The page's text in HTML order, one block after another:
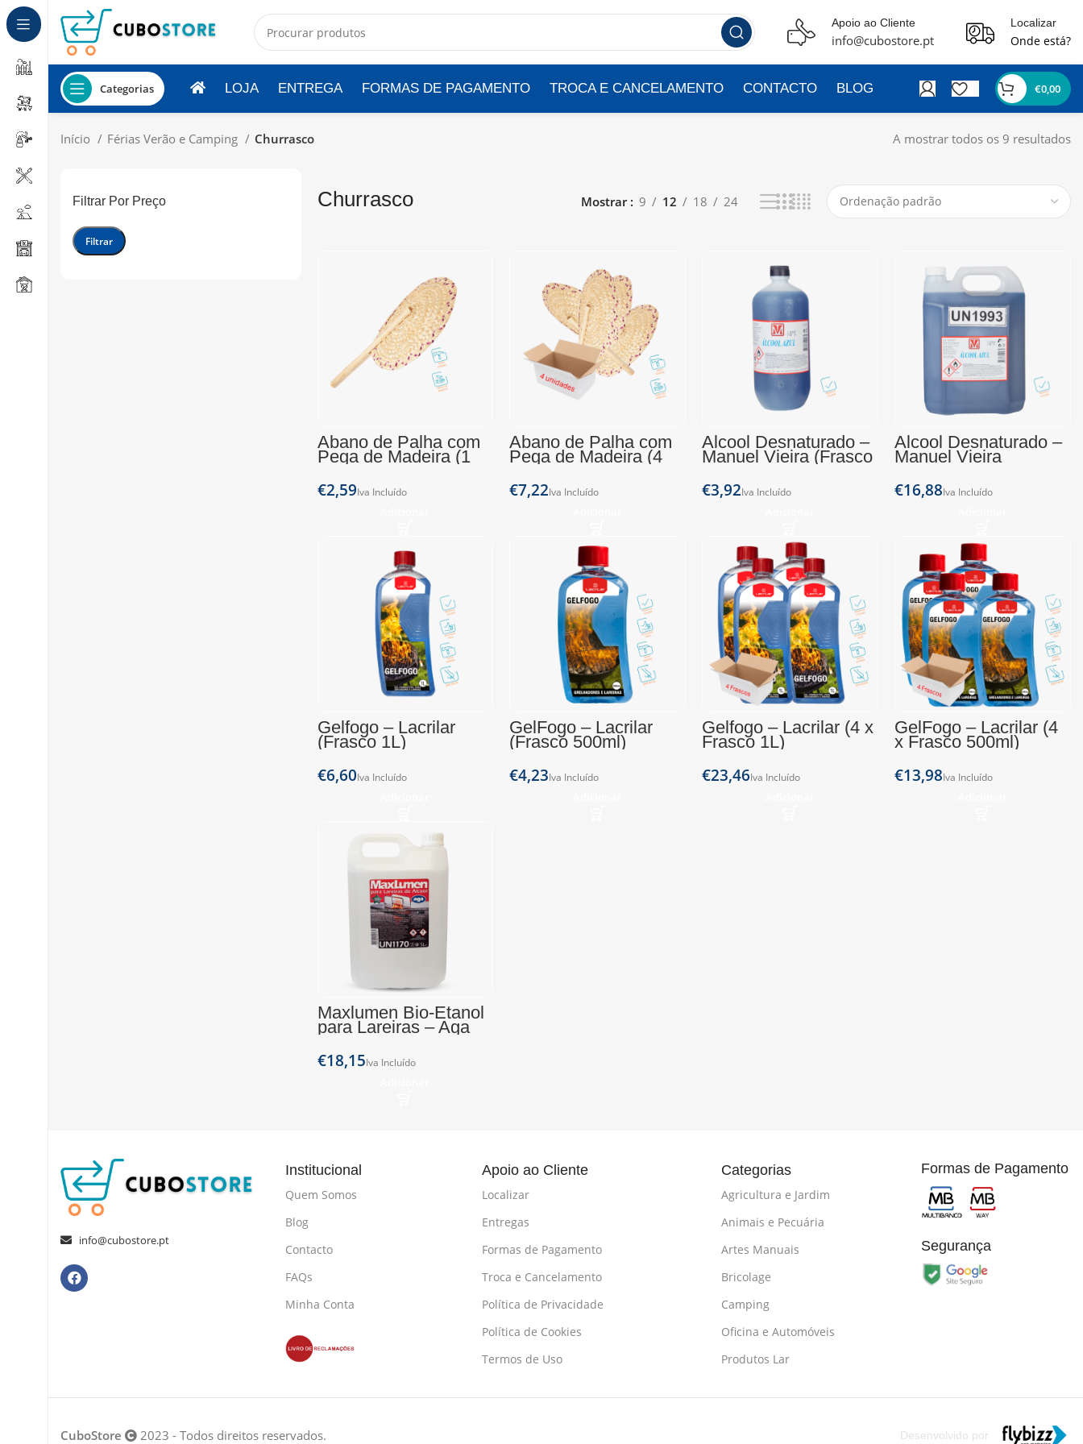
Apoio ao Cliente
info@cubostore.pt
Localizar
Onde está?
Categorias LOJA ENTREGA FORMAS DE PAGAMENTO TROCA E CANCELAMENTO CONTACTO BLOG €0,00
Início Férias Verão e Camping Churrasco A mostrar todos os 9 resultados
Filtrar Por Preço
Filtrar
Churrasco Mostrar 9 12 18 24
Abano de Palha com
Pega de Madeira (1
unidade)
€
Abano de Palha com
Pega de Madeira (4
unidades)
€
Álcool Desnaturado –
Manuel Vieira (Frasco
€
Álcool Desnaturado –
Manuel Vieira
€
Gelfogo – Lacrilar
(Frasco 1L)
€
GelFogo – Lacrilar
(Frasco 500ml)
€
Gelfogo – Lacrilar (4 x
Frasco 1L)
€
GelFogo – Lacrilar (4
x Frasco 500ml)
€
Maxlumen Bio-Etanol
para Lareiras – Aga
(Jerrican 5L)
€
info@cubostore.pt
Institucional
Quem Somos
Blog
Contacto
FAQs
Minha Conta
Apoio ao Cliente
Localizar
Entregas
Formas de Pagamento
Troca e Cancelamento
Política de Privacidade
Política de Cookies
Termos de Uso
Categorias
Agricultura e Jardim
Animais e Pecuária
Artes Manuais
Bricolage
Camping
Oficina e Automóveis
Produtos Lar
Formas de Pagamento
Segurança
CuboStore 2023 - Todos direitos reservados. Desenvolvido por